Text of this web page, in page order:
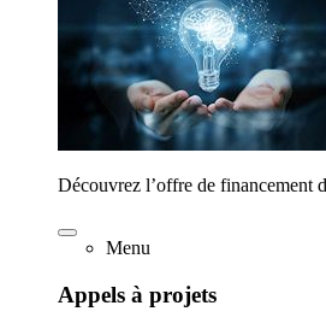
Découvrez l’offre de financement
Menu
Appels à projets